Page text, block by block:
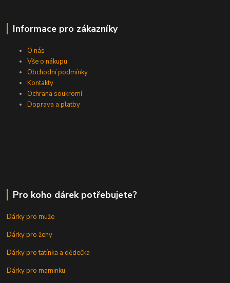
Informace pro zákazníky
O nás
Vše o nákupu
Obchodní podmínky
Kontakty
Ochrana soukromí
Doprava a platby
Pro koho dárek potřebujete?
Dárky pro muže
Dárky pro ženy
Dárky pro tatínka a dědečka
Dárky pro maminku